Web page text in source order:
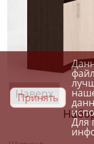
Наверх
Принять
Для